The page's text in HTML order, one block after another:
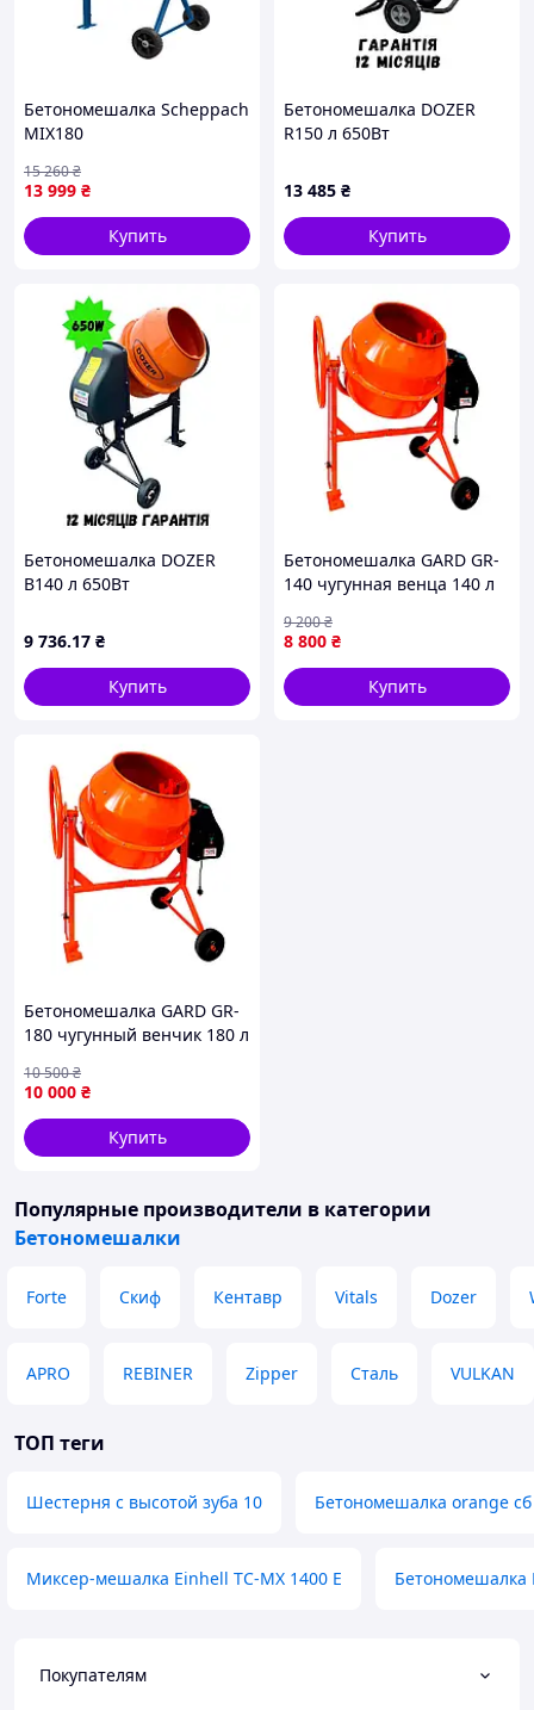
Бетономешалка Scheppach
MIX180
13 999 ₴
15 260₴
Купить
Бетономешалка DOZER
R150 л 650Вт
13 485 ₴
Купить
Бетономешалка DOZER
В140 л 650Вт
9 736.17 ₴
Купить
Бетономешалка GARD GR-
140 чугунная венца 140 л
8 800 ₴
9 200₴
Купить
Бетономешалка GARD GR-
180 чугунный венчик 180 л
10 000 ₴
10 500₴
Купить
Популярные производители в категории
Бетономешалки
Forte Скиф Кентавр Vitals Dozer
APRO REBINER Zipper Сталь VULKAN
ТОП теги
Шестерня с высотой зуба 10 Бетономешалка orange
Миксер-мешалка Einhell TC-MX 1400 E
Покупателям